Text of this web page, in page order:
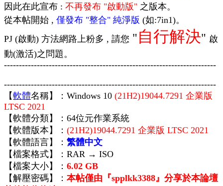
因此在此宣布 : 不再發布 "啟動版" 之版本。
從本帖開始 , 僅發布 "整合" 純淨版 (如:7in1)。
PJ (啟動) 方法網路上粉多 , 請您 "自行解決" 啟
動(激活)之問題。
-----------------------------------------------------------------------
-----------------------------------------------------------------------
【軟體名稱】： Windows 10 (21H2)19044.7291 企業版
LTSC 2021
【軟體分類】： 64位元作業系統
【軟體版本】： (21H2)19044.7291 企業版 LTSC 2021
【軟體語言】： 繁體中文
【檔案格式】： RAR → ISO
【檔案大小】： 6.02 GB
【解壓密碼】： 本帖僅由『spplkk3388』分享於本論壇